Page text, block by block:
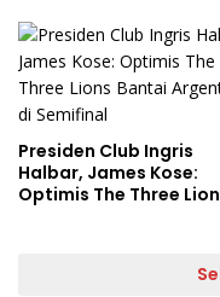
Presiden Club Ingris
Halbar, James Kose:
Optimis The Three